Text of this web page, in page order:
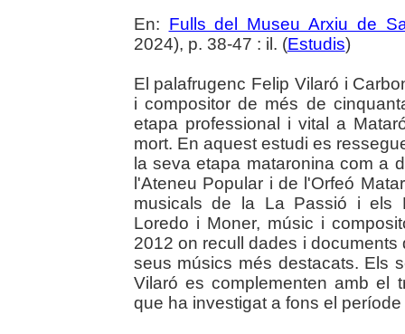
En: Fulls del Museu Arxiu de
2024), p. 38-47 : il. (Estudis)
El palafrugenc Felip Vilaró i
i compositor de més de
etapa professional i vital a
mort. En aquest estudi es
la seva etapa mataronina com a
l'Ateneu Popular i de l'Orfeó
musicals de la La Passió i els
Loredo i Moner, músic i
2012 on recull dades i
seus músics més destacats. Els
Vilaró es complementen amb el
que ha investigat a fons el